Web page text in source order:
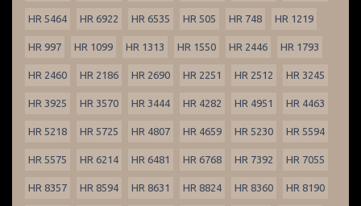
HR 5464 HR 6922 HR 6535 HR 505 HR 748 HR 1219
HR 997 HR 1099 HR 1313 HR 1550 HR 2446 HR 1793
HR 2460 HR 2186 HR 2690 HR 2251 HR 2512 HR 3245
HR 3925 HR 3570 HR 3444 HR 4282 HR 4951 HR 4463
HR 5218 HR 5725 HR 4807 HR 4659 HR 5230 HR 5594
HR 5575 HR 6214 HR 6481 HR 6768 HR 7392 HR 7055
HR 8357 HR 8594 HR 8631 HR 8824 HR 8360 HR 8190